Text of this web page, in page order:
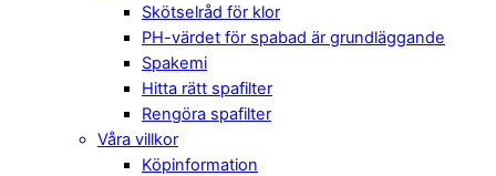
Skötselråd för klor
PH-värdet för spabad är grundläggande
Spakemi
Hitta rätt spafilter
Rengöra spafilter
Våra villkor
Köpinformation